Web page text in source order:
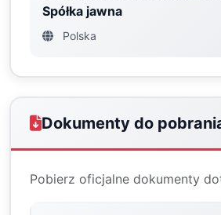
Spółka jawna
Polska
Dokumenty do
Pobierz oficjalne dokumenty